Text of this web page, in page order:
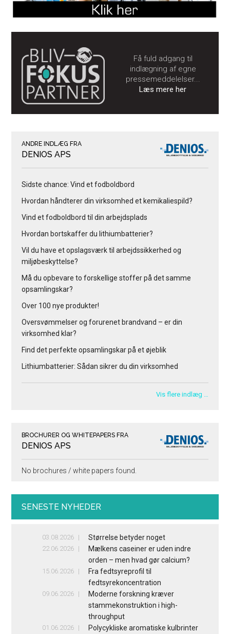
Få fuld adgang til
indlægning af egne
pressemeddelelser...
Læs mere her
ANDRE INDLÆG FRA
DENIOS APS
Sidste chance: Vind et fodboldbord
Hvordan håndterer din virksomhed et kemikaliespild?
Vind et fodboldbord til din arbejdsplads
Hvordan bortskaffer du lithiumbatterier?
Vil du have et opslagsværk til arbejdssikkerhed og
miljøbeskyttelse?
Må du opbevare to forskellige stoffer på det samme
opsamlingskar?
Over 100 nye produkter!
Oversvømmelser og forurenet brandvand – er din
virksomhed klar?
Find det perfekte opsamlingskar på et øjeblik
Lithiumbatterier: Sådan sikrer du din virksomhed
Vis flere indlæg …
BROCHURER OG WHITEPAPERS FRA
DENIOS APS
No brochures / white papers found.
SENESTE NYHEDER
03.08.2026 Størrelse betyder noget
22.06.2026
Mælkens caseiner er uden indre
orden – men hvad gør calcium?
15.06.2026
Fra fedtsyreprofil til
fedtsyrekoncentration
09.06.2026
Moderne forskning kræver
stammekonstruktion i high-
throughput
01.06.2026
Polycykliske aromatiske kulbrinter